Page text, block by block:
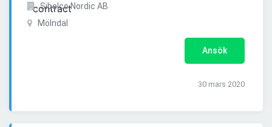
Sibelco Nordic AB
Mölndal
Ansök
30 mars 2020